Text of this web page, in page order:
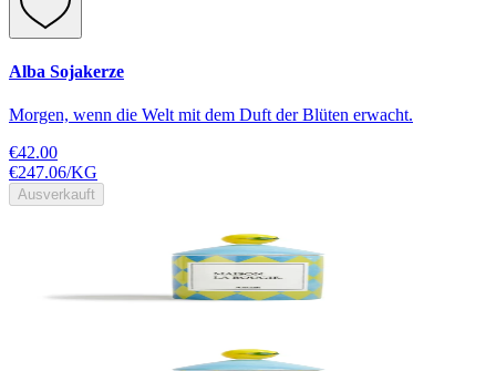
Alba Sojakerze
Morgen, wenn die Welt mit dem Duft der Blüten erwacht.
€42.00
€247.06/KG
Ausverkauft